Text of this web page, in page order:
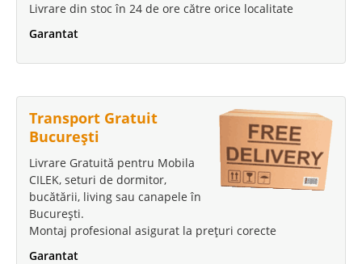
Livrare din stoc în 24 de ore către orice localitate
Garantat
Transport Gratuit
București
Livrare Gratuită pentru Mobila
CILEK, seturi de dormitor,
bucătării, living sau canapele în
București.
Montaj profesional asigurat la prețuri corecte
Garantat